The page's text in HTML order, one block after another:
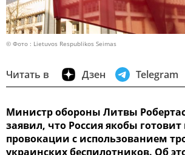
© Фото : Lietuvos Respublikos Seimas
Читать в Дзен Telegram
Министр обороны Литвы
заявил, что Россия якобы
провокации с использованием
украинских беспилотников. Об